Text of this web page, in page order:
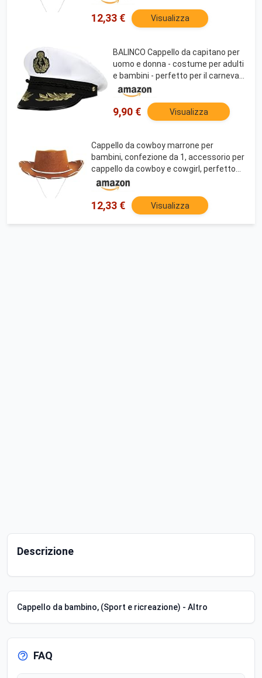
Giornata mondiale del libro o qualsiasi
altro
12,33 € Visualizza
BALINCO Cappello da capitano per
uomo e donna - costume per adulti
e bambini - perfetto per il carnevale
- taglia unica
9,90 € Visualizza
Cappello da cowboy marrone per
bambini, confezione da 1, accessorio per
cappello da cowboy e cowgirl, perfetto
per feste a tema selvaggio West e
western, Giornata mondiale del libro o
qualsiasi altro
12,33 € Visualizza
Descrizione
Cappello da bambino, (Sport e ricreazione) - Altro
FAQ